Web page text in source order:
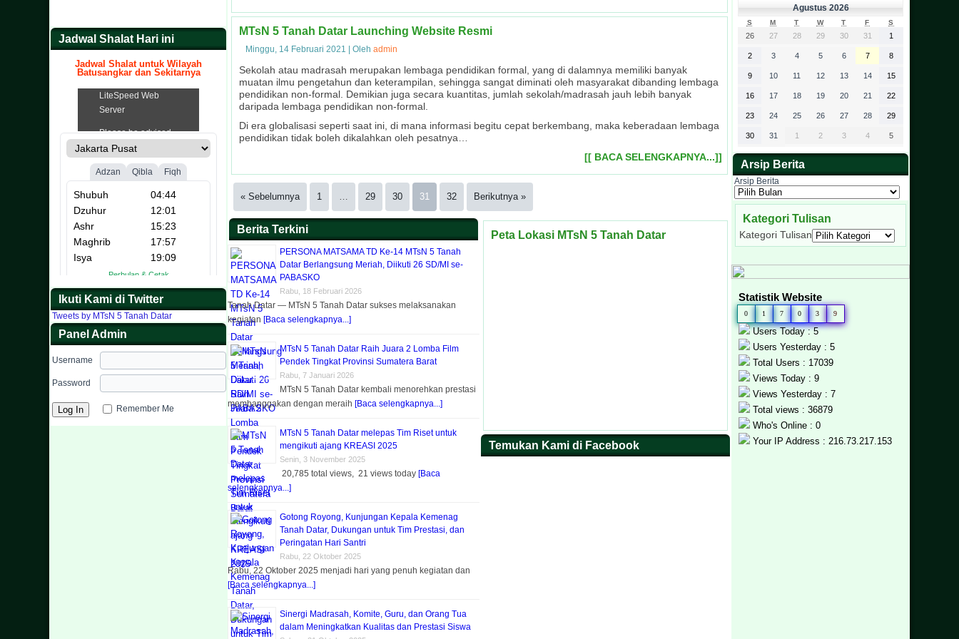
Jadwal Shalat Hari ini
Jadwal Shalat untuk Wilayah
Batusangkar dan Sekitarnya
Ikuti Kami di Twitter
Tweets by MTsN 5 Tanah Datar
Panel Admin
Username
Password
Remember Me
MTsN 5 Tanah Datar Launching Website Resmi
Minggu, 14 Februari 2021 Oleh admin
Sekolah atau madrasah merupakan lembaga pendidikan formal, yang di dalamnya memiliki banyak
muatan ilmu pengetahun dan keterampilan, sehingga sangat diminati oleh masyarakat dibanding lembaga
pendidikan non-formal. Demikian juga secara kuantitas, jumlah sekolah/madrasah jauh lebih banyak
daripada lembaga pendidikan non-formal.
Di era globalisasi seperti saat ini, di mana informasi begitu cepat berkembang, maka keberadaan lembaga
pendidikan tidak boleh dikalahkan oleh pesatnya…
[[ BACA SELENGKAPNYA...]]
« Sebelumnya 1 … 29 30 31 32 Berikutnya »
Berita Terkini
PERSONA MATSAMA TD Ke-14 MTsN 5 Tanah
Datar Berlangsung Meriah, Diikuti 26 SD/MI se-
PABASKO
Rabu, 18 Februari 2026
Tanah Datar — MTsN 5 Tanah Datar sukses melaksanakan
kegiatan [Baca selengkapnya...]
MTsN 5 Tanah Datar Raih Juara 2 Lomba Film
Pendek Tingkat Provinsi Sumatera Barat
Rabu, 7 Januari 2026
MTsN 5 Tanah Datar kembali menorehkan prestasi
membanggakan dengan meraih [Baca selengkapnya...]
MTsN 5 Tanah Datar melepas Tim Riset untuk
mengikuti ajang KREASI 2025
Senin, 3 November 2025
20,785 total views, 21 views today [Baca
selengkapnya...]
Gotong Royong, Kunjungan Kepala Kemenag
Tanah Datar, Dukungan untuk Tim Prestasi, dan
Peringatan Hari Santri
Rabu, 22 Oktober 2025
Rabu, 22 Oktober 2025 menjadi hari yang penuh kegiatan dan
[Baca selengkapnya...]
Sinergi Madrasah, Komite, Guru, dan Orang Tua
dalam Meningkatkan Kualitas dan Prestasi Siswa
Peta Lokasi MTsN 5 Tanah Datar
Temukan Kami di Facebook
Agustus 2026
S M T W T F S
26 27 28 29 30 31 1
2 3 4 5 6 7 8
9 10 11 12 13 14 15
16 17 18 19 20 21 22
23 24 25 26 27 28 29
30 31 1 2 3 4 5
Arsip Berita
Arsip Berita
Kategori Tulisan
Kategori Tulisan
Statistik Website
0 1 7 0 3 9
Users Today : 5
Users Yesterday : 5
Total Users : 17039
Views Today : 9
Views Yesterday : 7
Total views : 36879
Who's Online : 0
Your IP Address : 216.73.217.153